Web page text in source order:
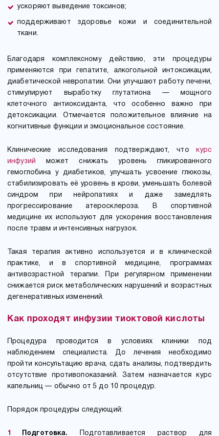
ускоряют выведение токсинов;
поддерживают здоровье кожи и соединительной
ткани.
Благодаря комплексному действию, эти процедуры
применяются при гепатите, алкогольной интоксикации,
диабетической невропатии. Они улучшают работу печени,
стимулируют выработку глутатиона — мощного
клеточного антиоксиданта, что особенно важно при
детоксикации. Отмечается положительное влияние на
когнитивные функции и эмоциональное состояние.
Клинические исследования подтверждают, что
курс
инфузий
может снижать уровень гликированного
гемоглобина у диабетиков, улучшать усвоение глюкозы,
стабилизировать её уровень в крови, уменьшать болевой
синдром при нейропатиях и даже замедлять
прогрессирование атеросклероза. В спортивной
медицине их используют для ускорения восстановления
после травм и интенсивных нагрузок.
Такая терапия активно используется и в клинической
практике, и в спортивной медицине, программах
антивозрастной терапии. При регулярном применении
снижается риск метаболических нарушений и возрастных
дегенеративных изменений.
Как проходят инфузии тиоктовой кислоты
Процедура проводится в условиях клиники под
наблюдением специалиста. До лечения необходимо
пройти консультацию врача, сдать анализы, подтвердить
отсутствие противопоказаний. Затем назначается курс
капельниц — обычно от 5 до 10 процедур.
Порядок процедуры следующий:
Подготовка. Подготавливается раствор для